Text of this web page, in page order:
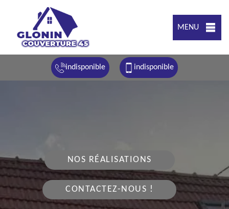
MENU
indisponible indisponible
NOS RÉALISATIONS
CONTACTEZ-NOUS !